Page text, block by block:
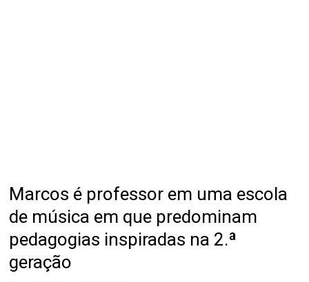
Marcos é professor em uma escola
de música em que predominam
pedagogias inspiradas na 2.ª
geração